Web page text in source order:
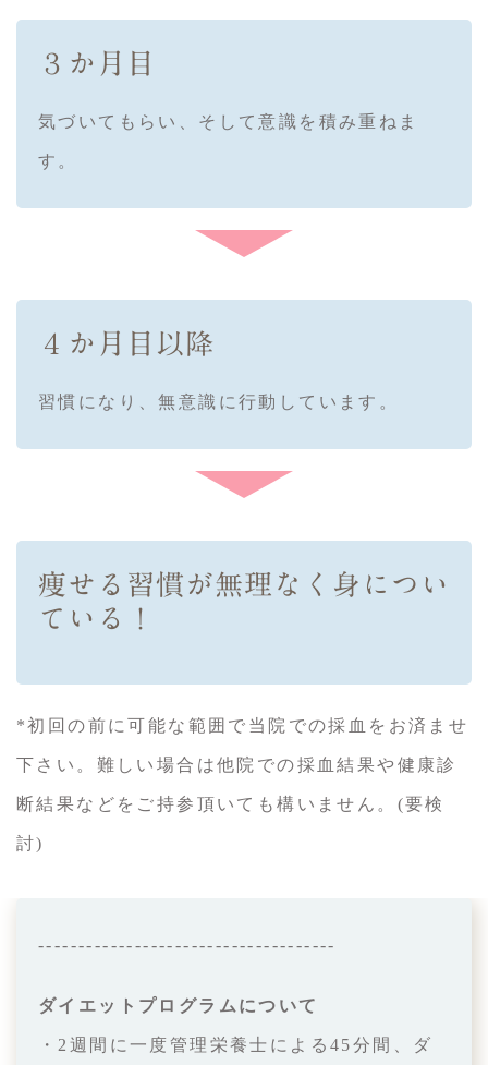
３か月目
気づいてもらい、そして意識を積み重ねま
す。
４か月目以降
習慣になり、無意識に行動しています。
痩せる習慣が無理なく身につい
ている！
*初回の前に可能な範囲で当院での採血をお済ませ
下さい。難しい場合は他院での採血結果や健康診
断結果などをご持参頂いても構いません。(要検
討)
‐‐‐‐‐‐‐‐‐‐‐‐‐‐‐‐‐‐‐‐‐‐‐‐‐‐‐‐‐‐‐‐‐‐‐‐‐
ダイエットプログラムについて
・2週間に一度管理栄養士による45分間、ダ